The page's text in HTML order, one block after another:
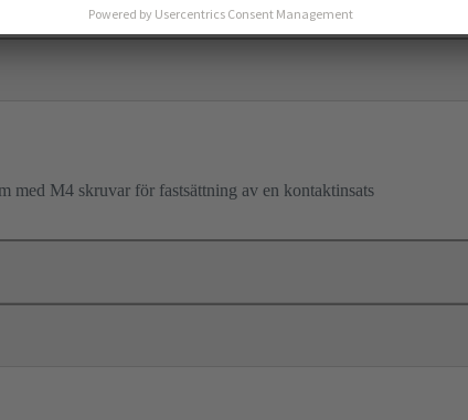
med M4 skruvar för fastsättning av en kontaktinsats